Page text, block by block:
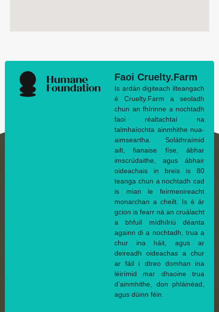
Faoi Cruelty.Farm
Is ardán digiteach ilteangach
é Cruelty.Farm a seoladh
chun an fhírinne a nochtadh
faoi réaltachtaí na
talmhaíochta ainmhithe nua-
aimseartha. Soláthraímid
ailt, fianaise físe, ábhar
imscrúdaithe, agus ábhair
oideachais in breis is 80
teanga chun a nochtadh cad
is mian le feirmeoireacht
monarchan a cheilt. Is é ár
gcion is fearr ná an cruálacht
a bhfuil mídhílriú déanta
againn di a nochtadh, trua a
chur ina háit, agus ar
deireadh oideachas a chur
ar fáil i dtreo domhan ina
léirímid mar dhaoine trua
d’ainmhithe, don phláinéad,
agus dúinn féin.